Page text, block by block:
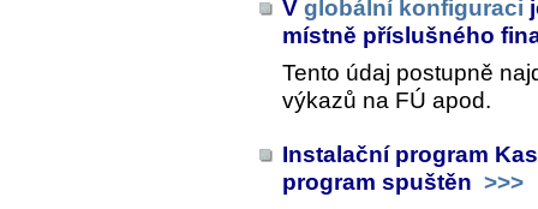
V globální konfiguraci
místně příslušného
Tento údaj postupně
výkazů na FÚ apod.
Instalační program
program spuštěn >>>